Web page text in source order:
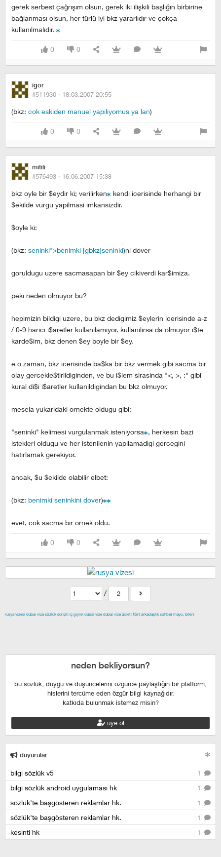
gerek serbest çağrışım olsun, gerek iki ilişkili başlığın birbirine
bağlanması olsun, her türlü iyi bkz yararlıdır ve çokça
kullanılmalıdır.
0 0
igor
#511930 · 18.03.2007 20:55
(bkz: cok eskiden manuel yapiliyomus ya lan)
0 0
mitili
#576493 · 16.06.2007 15:38
bkz oyle bir $eydir ki; verilirken
kendi icerisinde herhangi bir
$ekilde vurgu yapilmasi imkansizdir.
$oyle ki:
(bkz: seninki">benimki [gbkz]seninki)ni dover
goruldugu uzere sacmasapan bir $ey cikiverdi kar$imiza.
peki neden olmuyor bu?
hepimizin bildigi uzere, bu bkz dedigimiz $eylerin icerisinde a-z
/ 0-9 harici i$aretler kullanilamiyor. kullanilirsa da olmuyor i$te
karde$im, bkz denen $ey boyle bir $ey.
e o zaman, bkz icerisinde ba$ka bir bkz vermek gibi sacma bir
olay gercekle$tirildiginden, ve bu i$lem sirasinda "<, >, :" gibi
kural di$i i$aretler kullanildigindan bu bkz olmuyor.
mesela yukaridaki ornekte oldugu gibi;
"seninki" kelimesi vurgulanmak isteniyorsa , herkesin bazi
istekleri oldugu ve her istenilenin yapilamadigi gercegini
hatirlamak gerekiyor.
ancak, $u $ekilde olabilir elbet:
(bkz: benimki seninkini dover)
evet, cok sacma bir ornek oldu.
0 0
/ 2
rusya vizesi dubai vize sözlük scripti iç giyim dubai vize dubai vize ücreti flört arkadaşlık sohbet mayo, bikini
neden bekliyorsun?
bu sözlük, duygu ve düşüncelerini özgürce paylaştığın bir platform,
hislerini tercüme eden özgür bilgi kaynağıdır.
katkıda bulunmak istemez misin?
üye ol
duyurular
1
bilgi sözlük v5
1
bilgi sözlük android uygulaması hk
1
sözlük'te başgösteren reklamlar hk.
1
sözlük'te başgösteren reklamlar hk.
1
kesinti hk